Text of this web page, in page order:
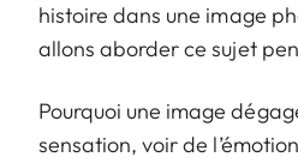
histoire dans une image
allons aborder ce sujet
Pourquoi une image
sensation, voir de